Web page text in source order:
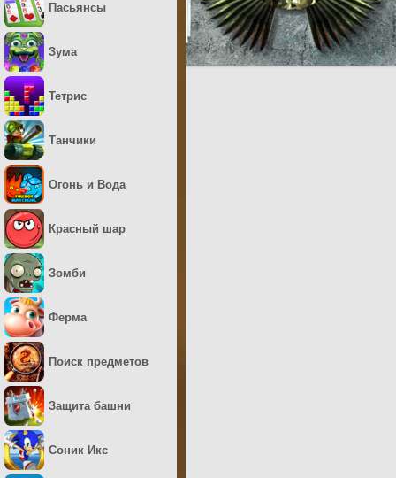
Пасьянсы
Зума
Тетрис
Танчики
Огонь и Вода
Красный шар
Зомби
Ферма
Поиск предметов
Защита башни
Соник Икс